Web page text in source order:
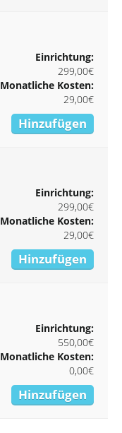
Einrichtung:
299,00€
Monatliche Kosten:
29,00€
Hinzufügen
Einrichtung:
299,00€
Monatliche Kosten:
29,00€
Hinzufügen
Einrichtung:
550,00€
Monatliche Kosten:
0,00€
Hinzufügen